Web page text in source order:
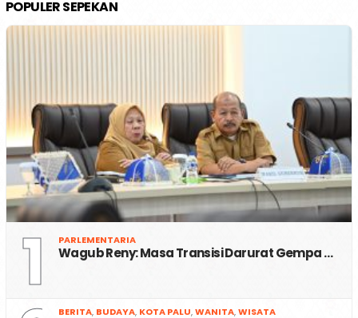
POPULER SEPEKAN
1 PARLEMENTARIA
Wagub Reny: Masa Transisi Darurat Gempa …
BERITA, BUDAYA, KOTA PALU,WANITA,WISATA